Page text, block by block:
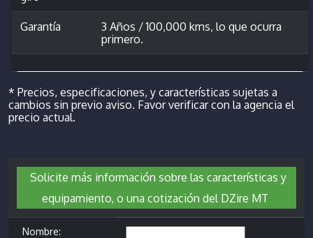
Garantía
3 Años / 100,000 kms, lo que ocurra
primero.
* Precios, especificaciones, y características sujetas a
cambios sin previo aviso. Favor verificar con la agencia el
precio actual.
Solicite más información sobre las características y
equipamiento, o una cotización del DZire MT
Nombre: